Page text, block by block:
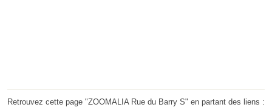
Retrouvez cette page "ZOOMALIA Rue du Barry S" en partant des liens :